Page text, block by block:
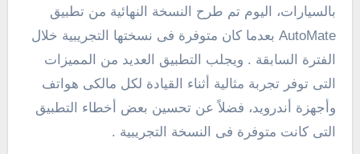
بالسيارات، اليوم تم طرح النسخة النهائية من تطبيق
AutoMate بعدما كان متوفرة فى نسختها التجريبية خلال
الفترة السابقة . ويجلب التطبيق العديد من المميزات
التى توفر تجربة مثالية أثناء القيادة لكل مالكى هواتف
وأجهزة أندرويد، فضلاً عن تحسين بعض أخطاء التطبيق
التى كانت متوفرة فى النسخة التجريبية .